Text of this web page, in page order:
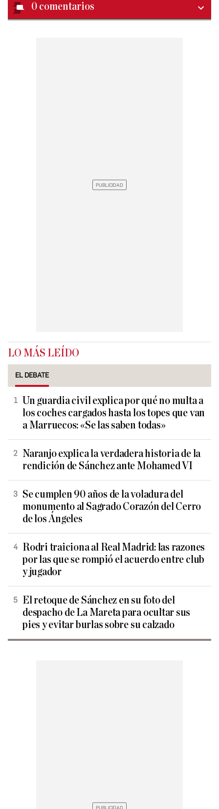
0 comentarios
LO MÁS LEÍDO
EL DEBATE
Un guardia civil explica por qué no multa a
los coches cargados hasta los topes que van
a Marruecos: «Se las saben todas»
Naranjo explica la verdadera historia de la
rendición de Sánchez ante Mohamed VI
Se cumplen 90 años de la voladura del
monumento al Sagrado Corazón del Cerro
de los Ángeles
Rodri traiciona al Real Madrid: las razones
por las que se rompió el acuerdo entre club
y jugador
El retoque de Sánchez en su foto del
despacho de La Mareta para ocultar sus
pies y evitar burlas sobre su calzado